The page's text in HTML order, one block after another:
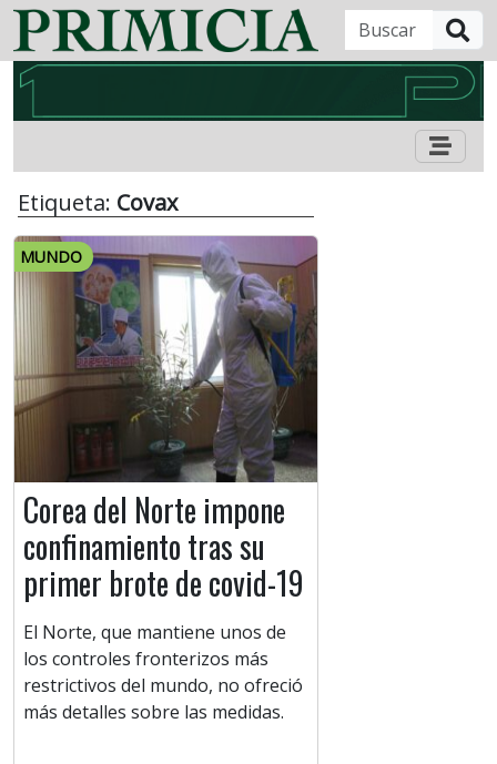
Etiqueta: Covax
MUNDO
Corea del Norte impone
confinamiento tras su
primer brote de covid-19
El Norte, que mantiene unos de
los controles fronterizos más
restrictivos del mundo, no ofreció
más detalles sobre las medidas.